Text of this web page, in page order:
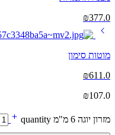
₪377.0
מוטות סימון
₪611.0
₪107.0
מזרון יוגה 6 מ"מ quantity